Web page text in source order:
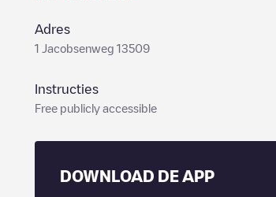
Adres
1 Jacobsenweg 13509
Instructies
Free publicly accessible
DOWNLOAD DE APP